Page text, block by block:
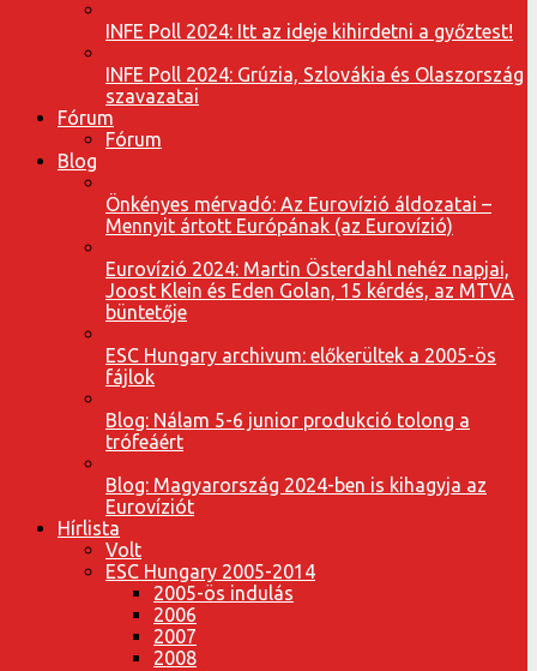
INFE Poll 2024: Itt az ideje kihirdetni a győztest!
INFE Poll 2024: Grúzia, Szlovákia és Olaszország
szavazatai
Fórum
Fórum
Blog
Önkényes mérvadó: Az Eurovízió áldozatai –
Mennyit ártott Európának (az Eurovízió)
Eurovízió 2024: Martin Österdahl nehéz napjai,
Joost Klein és Eden Golan, 15 kérdés, az MTVA
büntetője
ESC Hungary archivum: előkerültek a 2005-ös
fájlok
Blog: Nálam 5-6 junior produkció tolong a
trófeáért
Blog: Magyarország 2024-ben is kihagyja az
Eurovíziót
Hírlista
Volt
ESC Hungary 2005-2014
2005-ös indulás
2006
2007
2008